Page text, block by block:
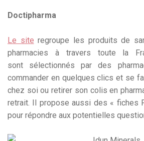
Doctipharma
Le site regroupe les produits de
pharmacies à travers toute la
sont sélectionnés par des
commander en quelques clics et se
chez soi ou retirer son colis en
retrait. Il propose aussi des « fiches
pour répondre aux potentielles